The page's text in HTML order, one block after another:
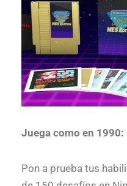
Juega como en 1990:
Pon a prueba tus